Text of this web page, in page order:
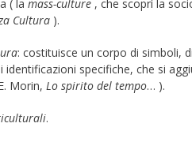
( la mass-culture , che scoprì la
Cultura ).
: costituisce un corpo di simboli,
specifiche, che si
Morin, Lo spirito del tempo… ).
.